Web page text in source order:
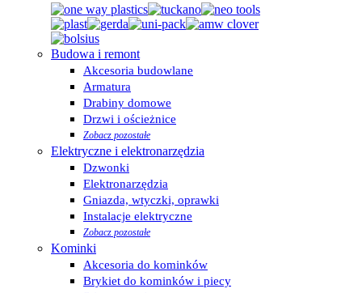
Budowa i remont
Akcesoria budowlane
Armatura
Drabiny domowe
Drzwi i ościeżnice
Zobacz pozostałe
Elektryczne i elektronarzędzia
Dzwonki
Elektronarzędzia
Gniazda, wtyczki, oprawki
Instalacje elektryczne
Zobacz pozostałe
Kominki
Akcesoria do kominków
Brykiet do kominków i piecy